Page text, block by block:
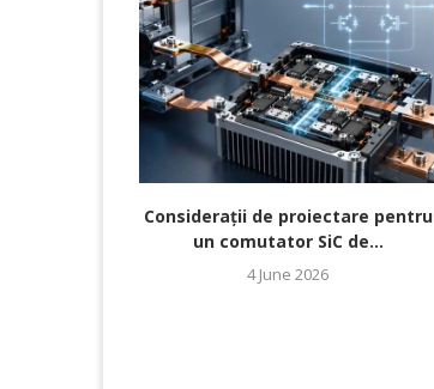
Considerații de proiectare pentru
un comutator SiC de...
4 June 2026